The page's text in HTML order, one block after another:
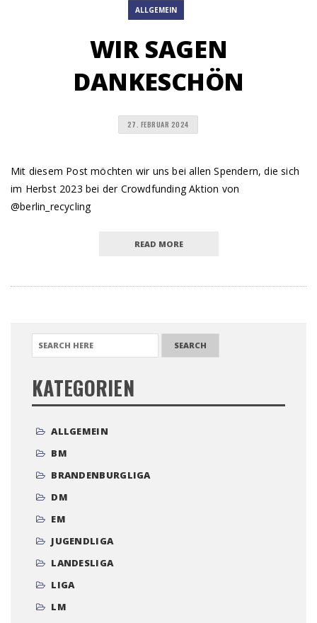
ALLGEMEIN
WIR SAGEN
DANKESCHÖN
27. FEBRUAR 2024
Mit diesem Post möchten wir uns bei allen Spendern, die sich
im Herbst 2023 bei der Crowdfunding Aktion von
@berlin_recycling
READ MORE
KATEGORIEN
ALLGEMEIN
BM
BRANDENBURGLIGA
DM
EM
JUGENDLIGA
LANDESLIGA
LIGA
LM